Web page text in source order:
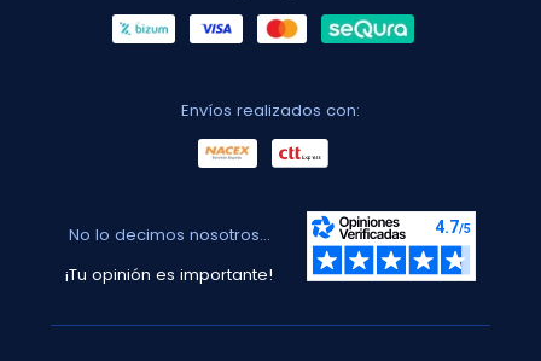
Envíos realizados con:
No lo decimos nosotros...
¡Tu opinión es importante!